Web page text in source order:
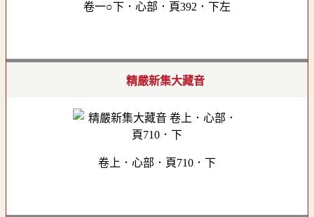
卷一○下．心部．頁392．下左
精嚴新集大藏音
卷上．心部．頁710．下